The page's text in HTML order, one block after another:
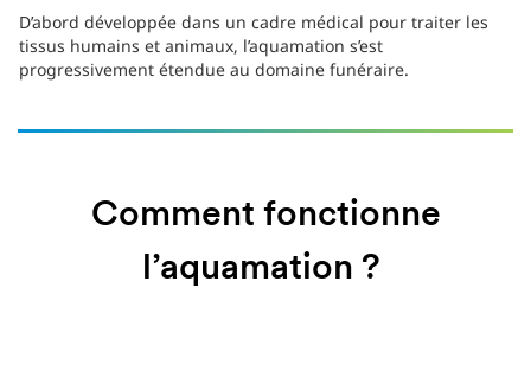
D’abord développée dans un cadre médical pour traiter les
tissus humains et animaux, l’aquamation s’est
progressivement étendue au domaine funéraire.
Comment fonctionne
l’aquamation ?